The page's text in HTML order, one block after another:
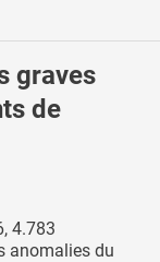
graves
de
4.783
anomalies du